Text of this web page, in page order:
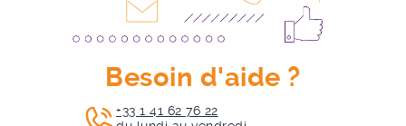
Besoin d'aide ?
+33 1 41 62 76 22